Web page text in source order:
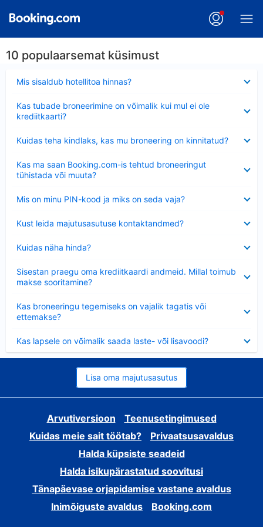
10 populaarsemat küsimust
Mis sisaldub hotellitoa hinnas?
Kas tubade broneerimine on võimalik kui mul ei ole
krediitkaarti?
Kuidas teha kindlaks, kas mu broneering on kinnitatud?
Kas ma saan Booking.com-is tehtud broneeringut
tühistada või muuta?
Mis on minu PIN-kood ja miks on seda vaja?
Kust leida majutusasutuse kontaktandmed?
Kuidas näha hinda?
Sisestan praegu oma krediitkaardi andmeid. Millal toimub
makse sooritamine?
Kas broneeringu tegemiseks on vajalik tagatis või
ettemakse?
Kas lapsele on võimalik saada laste- või lisavoodi?
Lisa oma majutusasutus
Arvutiversioon
Teenusetingimused
Kuidas meie sait töötab?
Privaatsusavaldus
Halda küpsiste seadeid
Halda isikupärastatud soovitusi
Tänapäevase orjapidamise vastane avaldus
Inimõiguste avaldus
Booking.com